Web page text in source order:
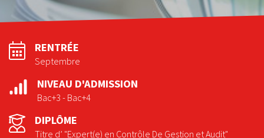
RENTRÉE
Septembre
NIVEAU D'ADMISSION
Bac+3 - Bac+4
DIPLÔME
Titre d’ "Expert(e) en Contrôle De Gestion et Audit"